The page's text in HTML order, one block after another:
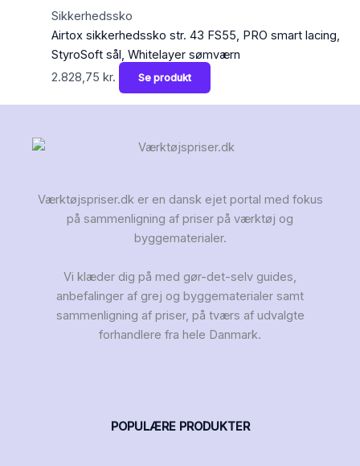
Sikkerhedssko
Airtox sikkerhedssko str. 43 FS55, PRO smart lacing,
StyroSoft sål, Whitelayer sømværn
2.828,75 kr. Se produkt
Værktøjspriser.dk er en dansk ejet portal med fokus
på sammenligning af priser på værktøj og
byggematerialer.
Vi klæder dig på med gør-det-selv guides,
anbefalinger af grej og byggematerialer samt
sammenligning af priser, på tværs af udvalgte
forhandlere fra hele Danmark.
POPULÆRE PRODUKTER